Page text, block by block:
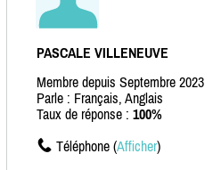
PASCALE VILLENEUVE
Membre depuis Septembre 2023
Parle : Français, Anglais
Taux de réponse : 100%
Téléphone (Afficher)